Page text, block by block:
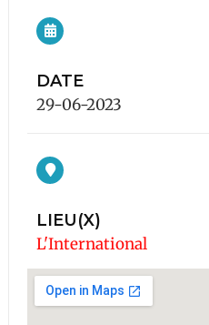
DATE
29-06-2023
LIEU(X)
L'International